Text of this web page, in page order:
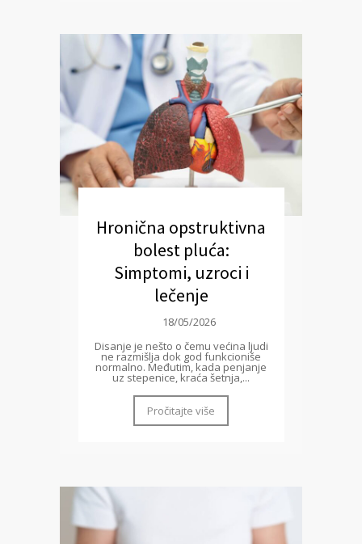
Hronična opstruktivna
bolest pluća:
Simptomi, uzroci i
lečenje
18/05/2026
Disanje je nešto o čemu većina ljudi
ne razmišlja dok god funkcioniše
normalno. Međutim, kada penjanje
uz stepenice, kraća šetnja,...
Pročitajte više